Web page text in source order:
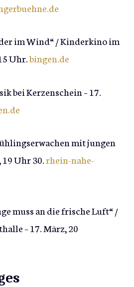
im Wind“ / Kinderkino im
Uhr.bingen.de
bei Kerzenschein – 17.
mit jungen
19 Uhr 30.rhein-nahe-
muss an die frische Luft“ /
– 17. März, 20